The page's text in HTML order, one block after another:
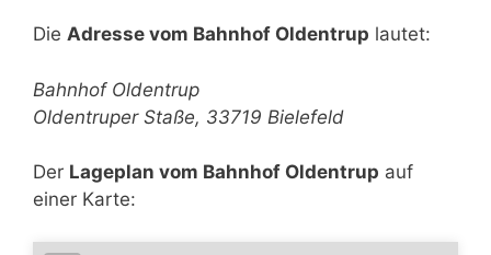
Die Adresse vom Bahnhof Oldentrup lautet:
Bahnhof Oldentrup
Oldentruper Staße, 33719 Bielefeld
Der Lageplan vom Bahnhof Oldentrup auf
einer Karte: